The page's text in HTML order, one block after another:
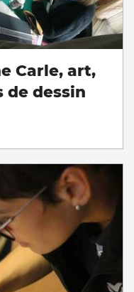
Carle, art,
de dessin